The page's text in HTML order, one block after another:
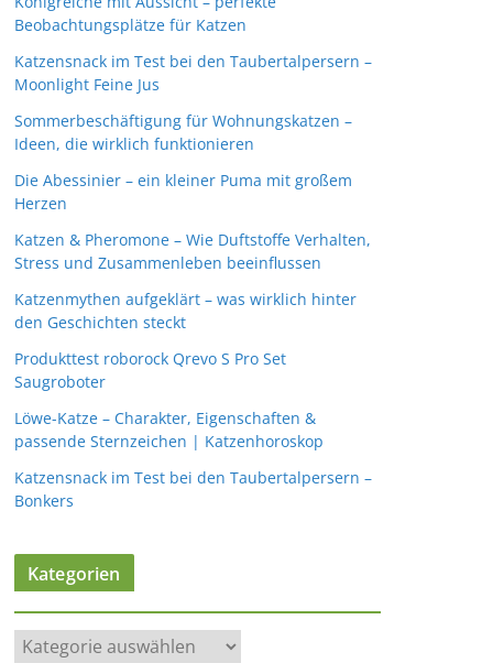
Beobachtungsplätze für Katzen
Katzensnack im Test bei den Taubertalpersern –
Moonlight Feine Jus
Sommerbeschäftigung für Wohnungskatzen –
Ideen, die wirklich funktionieren
Die Abessinier – ein kleiner Puma mit großem
Herzen
Katzen & Pheromone – Wie Duftstoffe Verhalten,
Stress und Zusammenleben beeinflussen
Katzenmythen aufgeklärt – was wirklich hinter
den Geschichten steckt
Produkttest roborock Qrevo S Pro Set
Saugroboter
Löwe-Katze – Charakter, Eigenschaften &
passende Sternzeichen | Katzenhoroskop
Katzensnack im Test bei den Taubertalpersern –
Bonkers
Kategorien